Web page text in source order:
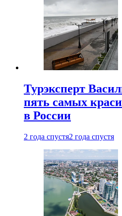
Турэксперт
пять самых
в России
2 года спустя2 года спустя